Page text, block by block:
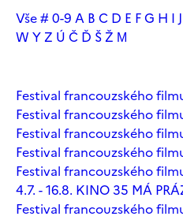
Vše# 0-9 A B C D E FG H I J
W YZ Ú Č Ď ŠŽ М
Festival francouzského
Festival francouzského
Festival francouzského
Festival francouzského
Festival francouzského
4.7. - 16.8. KINO 35 MÁ
Festival francouzského